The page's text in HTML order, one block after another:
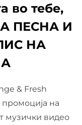
во тебе,
ПЕСНА И
НА
& Fresh
на
музички видео